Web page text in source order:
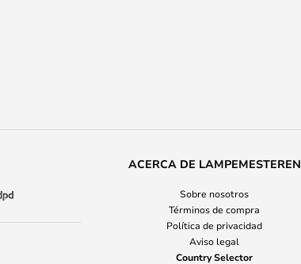
ACERCA DE LAMPEMESTEREN
Sobre nosotros
Términos de compra
Política de privacidad
Aviso legal
Country Selector